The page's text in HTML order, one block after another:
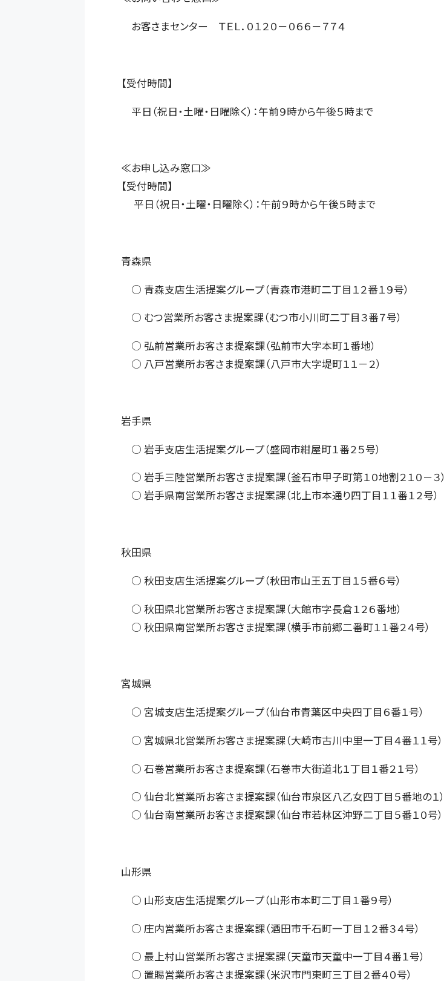
お客さまセンター ＴＥＬ．０１２０－０６６－７７４
【受付時間】
平日（祝日・土曜・日曜除く）：午前９時から午後５時まで
≪お申し込み窓口≫
【受付時間】
平日（祝日・土曜・日曜除く）：午前９時から午後５時まで
青森県
○ 青森支店生活提案グループ（青森市港町二丁目１２番１９号）
○ むつ営業所お客さま提案課（むつ市小川町二丁目３番７号）
○ 弘前営業所お客さま提案課（弘前市大字本町１番地）
○ 八戸営業所お客さま提案課（八戸市大字堤町１１－２）
岩手県
○ 岩手支店生活提案グループ（盛岡市紺屋町１番２５号）
○ 岩手三陸営業所お客さま提案課（釜石市甲子町第１０地割２１０－３）
○ 岩手県南営業所お客さま提案課（北上市本通り四丁目１１番１２号）
秋田県
○ 秋田支店生活提案グループ（秋田市山王五丁目１５番６号）
○ 秋田県北営業所お客さま提案課（大館市字長倉１２６番地）
○ 秋田県南営業所お客さま提案課（横手市前郷二番町１１番２４号）
宮城県
○ 宮城支店生活提案グループ（仙台市青葉区中央四丁目６番１号）
○ 宮城県北営業所お客さま提案課（大崎市古川中里一丁目４番１１号）
○ 石巻営業所お客さま提案課（石巻市大街道北１丁目１番２１号）
○ 仙台北営業所お客さま提案課（仙台市泉区八乙女四丁目５番地の１）
○ 仙台南営業所お客さま提案課（仙台市若林区沖野二丁目５番１０号）
山形県
○ 山形支店生活提案グループ（山形市本町二丁目１番９号）
○ 庄内営業所お客さま提案課（酒田市千石町一丁目１２番３４号）
○ 最上村山営業所お客さま提案課（天童市天童中一丁目４番１号）
○ 置賜営業所お客さま提案課（米沢市門東町三丁目２番４０号）